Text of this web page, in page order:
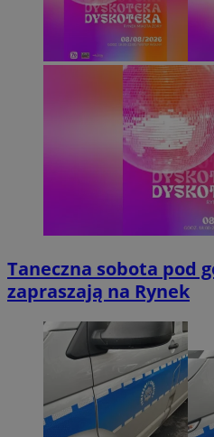
Taneczna sobota pod
zapraszają na Rynek